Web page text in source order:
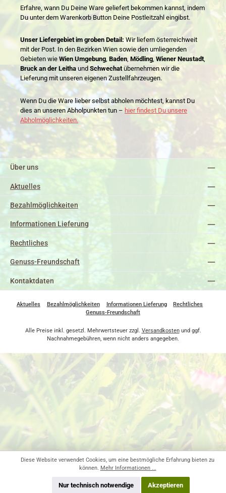
Erfahre, wann Du Deine Ware geliefert bekommen kannst, indem
Du unter dem Warenkorb Button Deine Postleitzahl eingibst.
Unser Liefergebiet im groben Detail:Wir liefern österreichweit
mit der Post. In den Bezirken Wien sowie den umliegenden
Gebieten wie Wien Umgebung, Baden, Mödling, Wiener Neustadt,
Bruck an der Leithaund Schwechatübernehmen wir die
Lieferung mit unseren eigenen Zustellfahrzeugen.
Wenn Du die Ware lieber selbst abholen möchtest, kannst Du
dies an unseren Abholpunkten tun – hier findest Du unsere
Abholmöglichkeiten.
Über uns
Aktuelles
Bezahlmöglichkeiten
Informationen Lieferung
Rechtliches
Genuss-Freundschaft
Kontaktdaten
Aktuelles Bezahlmöglichkeiten Informationen Lieferung
Rechtliches
Genuss-Freundschaft
Alle Preise inkl. gesetzl. Mehrwertsteuer zzgl. Versandkostenund ggf.
Nachnahmegebühren, wenn nicht anders angegeben.
Diese Website verwendet Cookies, um eine bestmögliche Erfahrung bieten zu
können. Mehr Informationen ...
Nur technisch notwendige Akzeptieren